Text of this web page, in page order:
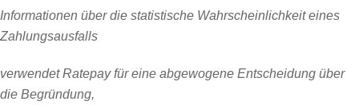
Informationen über die statistische Wahrscheinlichkeit eines
Zahlungsausfalls
verwendet Ratepay für eine abgewogene Entscheidung über
die Begründung,